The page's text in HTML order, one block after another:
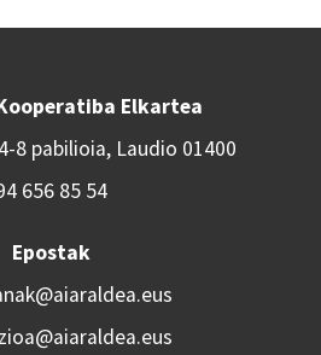
Elkartea
8 pabilioia, Laudio 01400
656 85 54
Epostak